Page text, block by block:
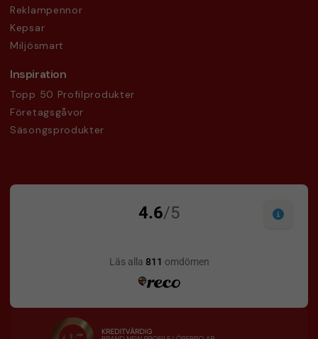
Reklampennor
Kepsar
Miljösmart
Inspiration
Topp 50 Profilprodukter
Företagsgåvor
Säsongsprodukter